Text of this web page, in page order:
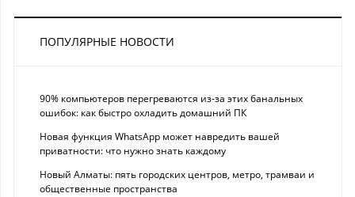
ПОПУЛЯРНЫЕ НОВОСТИ
90% компьютеров перегреваются из-за этих банальных
ошибок: как быстро охладить домашний ПК
Новая функция WhatsApp может навредить вашей
приватности: что нужно знать каждому
Новый Алматы: пять городских центров, метро, трамваи и
общественные пространства